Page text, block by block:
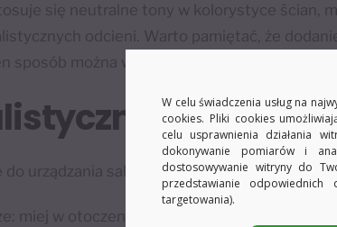
się neutralne tony w kolorystyce ścian,
odcieni. Warto pamiętać, że
sposób można wprowadzić do otoczenia
wystrój
urządzania salonu w minimalistycznym
miej w otoczeniu tylko to, co jest
W celu świadczenia usług na
cookies. Pliki cookies
celu usprawnienia działania
dokonywanie pomiarów i
dostosowywanie witryny do
przedstawianie
targetowania).